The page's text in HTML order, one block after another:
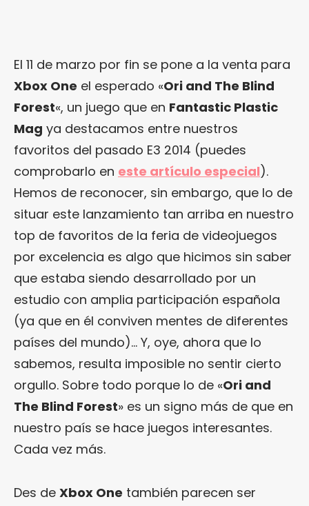
El 11 de marzo por fin se pone a la venta para
Xbox One el esperado «Ori and The Blind
Forest«, un juego que en Fantastic Plastic
Mag ya destacamos entre nuestros
favoritos del pasado E3 2014 (puedes
comprobarlo en este artículo especial).
Hemos de reconocer, sin embargo, que lo de
situar este lanzamiento tan arriba en nuestro
top de favoritos de la feria de videojuegos
por excelencia es algo que hicimos sin saber
que estaba siendo desarrollado por un
estudio con amplia participación española
(ya que en él conviven mentes de diferentes
países del mundo)… Y, oye, ahora que lo
sabemos, resulta imposible no sentir cierto
orgullo. Sobre todo porque lo de «Ori and
The Blind Forest» es un signo más de que en
nuestro país se hace juegos interesantes.
Cada vez más.
Des de Xbox One también parecen ser